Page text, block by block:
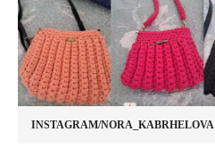
INSTAGRAM/NORA_KABRHELOVA